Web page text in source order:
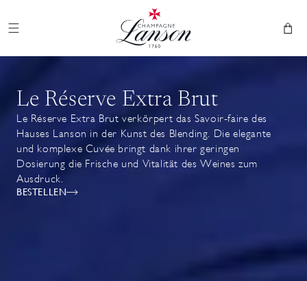
Inhalt
übergehen
Le Réserve Extra Brut
Le Réserve Extra Brut verkörpert das Savoir-faire des
Hauses Lanson in der Kunst des Blending. Die elegante
und komplexe Cuvée bringt dank ihrer geringen
Dosierung die Frische und Vitalität des Weines zum
Ausdruck.
BESTELLEN